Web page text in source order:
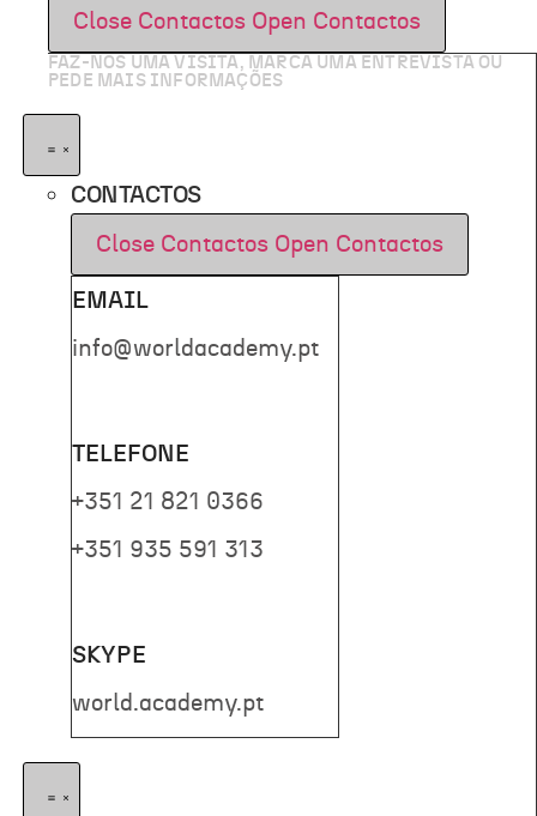
Close Contactos Open Contactos
FAZ-NOS UMA VISITA, MARCA UMA ENTREVISTA OU
PEDE MAIS INFORMAÇÕES
CONTACTOS
Close Contactos Open Contactos
EMAIL
info@worldacademy.pt
TELEFONE
+351 21 821 0366
+351 935 591 313
SKYPE
world.academy.pt